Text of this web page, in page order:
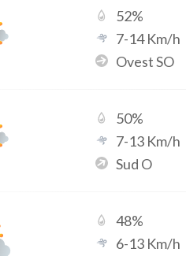
52%
7-14Km/h
Ovest SO
50%
7-13 Km/h
Sud O
48%
6-13 Km/h